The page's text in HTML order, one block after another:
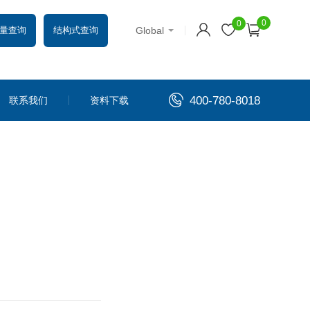
查询 结构式查询 Global
0 0
联系我们 资料下载 400-780-8018